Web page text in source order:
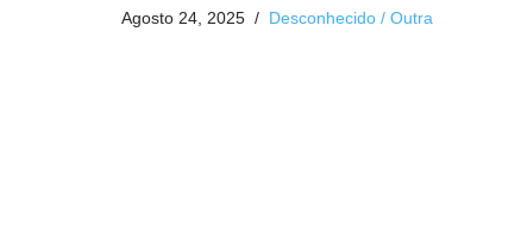
Agosto 24, 2025 Desconhecido / Outra